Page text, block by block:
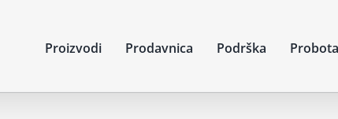
Proizvodi Prodavnica Podrška